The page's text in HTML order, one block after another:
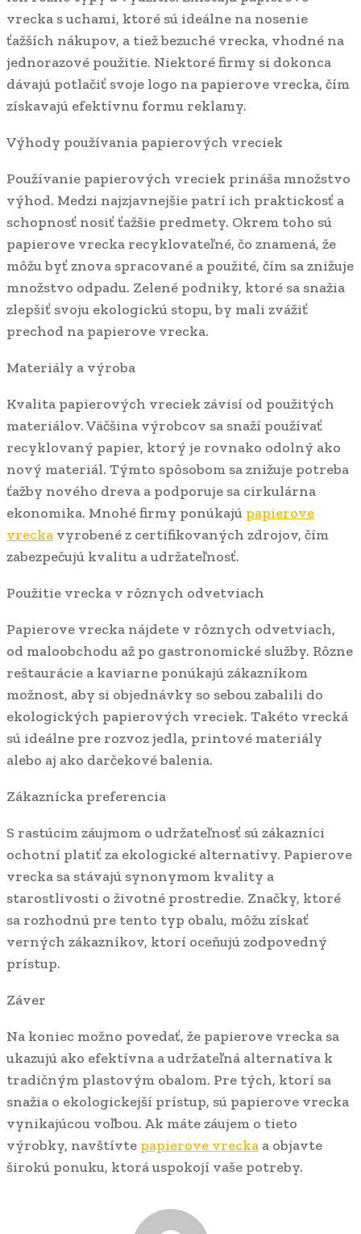
vrecka s uchami, ktoré sú ideálne na nosenie
ťažších nákupov, a tiež bezuché vrecka, vhodné na
jednorazové použitie. Niektoré firmy si dokonca
dávajú potlačiť svoje logo na papierove vrecka, čím
získavajú efektívnu formu reklamy.
Výhody používania papierových vreciek
Používanie papierových vreciek prináša množstvo
výhod. Medzi najzjavnejšie patrí ich praktickosť a
schopnosť nosiť ťažšie predmety. Okrem toho sú
papierove vrecka recyklovateľné, čo znamená, že
môžu byť znova spracované a použité, čím sa znižuje
množstvo odpadu. Zelené podniky, ktoré sa snažia
zlepšiť svoju ekologickú stopu, by mali zvážiť
prechod na papierove vrecka.
Materiály a výroba
Kvalita papierových vreciek závisí od použitých
materiálov. Väčšina výrobcov sa snaží používať
recyklovaný papier, ktorý je rovnako odolný ako
nový materiál. Týmto spôsobom sa znižuje potreba
ťažby nového dreva a podporuje sa cirkulárna
ekonomika. Mnohé firmy ponúkajú papierove
vrecka vyrobené z certifikovaných zdrojov, čím
zabezpečujú kvalitu a udržateľnosť.
Použitie vrecka v rôznych odvetviach
Papierove vrecka nájdete v rôznych odvetviach,
od maloobchodu až po gastronomické služby. Rôzne
reštaurácie a kaviarne ponúkajú zákazníkom
možnost, aby si objednávky so sebou zabalili do
ekologických papierových vreciek. Takéto vrecká
sú ideálne pre rozvoz jedla, printové materiály
alebo aj ako darčekové balenia.
Zákaznícka preferencia
S rastúcim záujmom o udržateľnosť sú zákazníci
ochotní platiť za ekologické alternatívy. Papierove
vrecka sa stávajú synonymom kvality a
starostlivosti o životné prostredie. Značky, ktoré
sa rozhodnú pre tento typ obalu, môžu získať
verných zákazníkov, ktorí oceňujú zodpovedný
prístup.
Záver
Na koniec možno povedať, že papierove vrecka sa
ukazujú ako efektívna a udržateľná alternatíva k
tradičným plastovým obalom. Pre tých, ktorí sa
snažia o ekologickejší prístup, sú papierove vrecka
vynikajúcou voľbou. Ak máte záujem o tieto
výrobky, navštívte papierove vrecka a objavte
širokú ponuku, ktorá uspokojí vaše potreby.